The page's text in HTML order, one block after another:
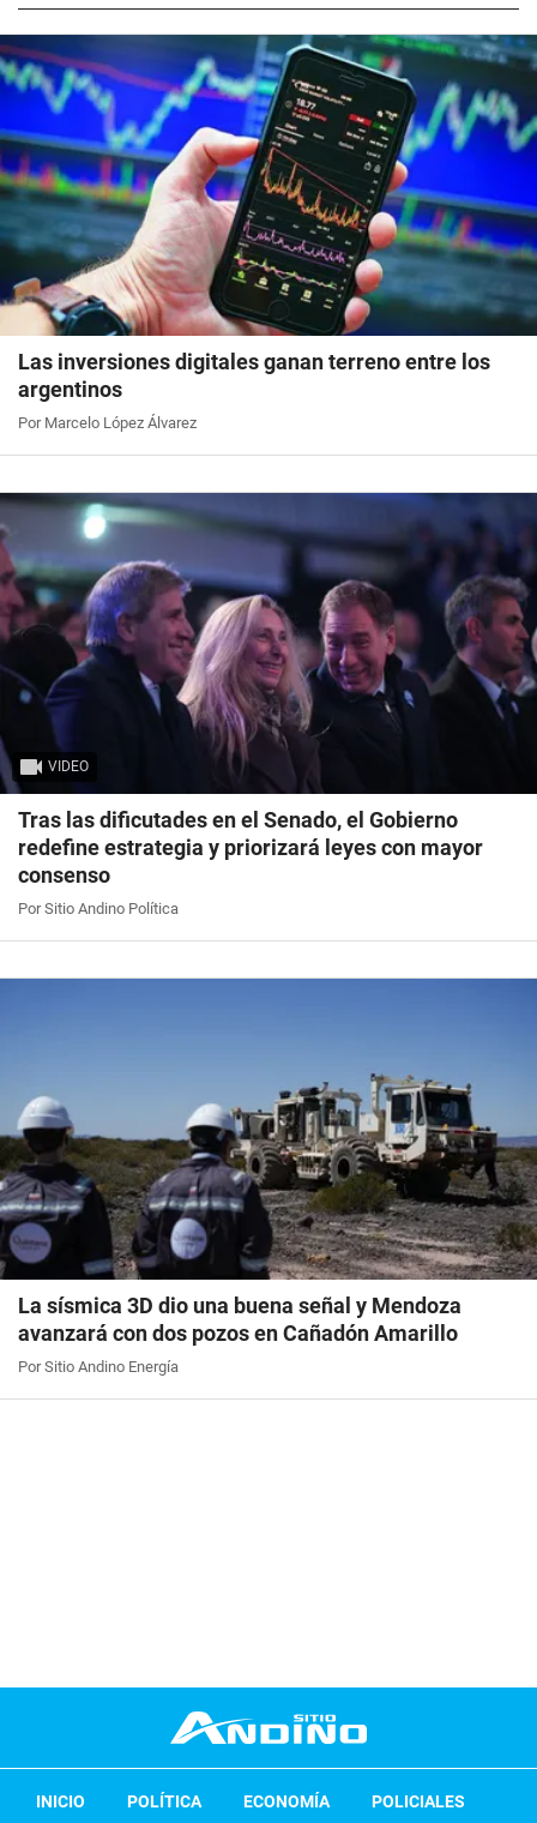
Las inversiones digitales ganan terreno entre los
argentinos
Por Marcelo López Álvarez
VIDEO
Tras las dificutades en el Senado, el Gobierno
redefine estrategia y priorizará leyes con mayor
consenso
Por Sitio Andino Política
La sísmica 3D dio una buena señal y Mendoza
avanzará con dos pozos en Cañadón Amarillo
Por Sitio Andino Energía
INICIO POLÍTICA ECONOMÍA POLICIALES